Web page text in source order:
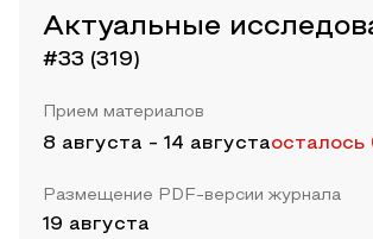
Актуальные
#33 (319)
Прием материалов
8 августа - 14 августаосталось
Размещение PDF-версии журнала
19 августа